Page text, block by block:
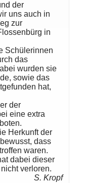
der
uns auch in
zur
in
Schülerinnen
das
wurden sie
sowie das
hat,
der
eine extra
Herkunft der
dass
waren.
dabei dieser
verloren.
S. Kropf